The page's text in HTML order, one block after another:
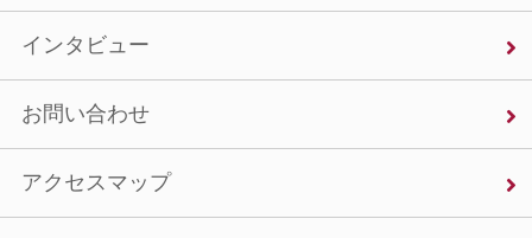
インタビュー
お問い合わせ
アクセスマップ